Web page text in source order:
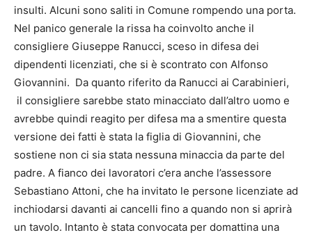
insulti. Alcuni sono saliti in Comune rompendo una porta.
Nel panico generale la rissa ha coinvolto anche il
consigliere Giuseppe Ranucci, sceso in difesa dei
dipendenti licenziati, che si è scontrato con Alfonso
Giovannini. Da quanto riferito da Ranucci ai Carabinieri,
il consigliere sarebbe stato minacciato dall’altro uomo e
avrebbe quindi reagito per difesa ma a smentire questa
versione dei fatti è stata la figlia di Giovannini, che
sostiene non ci sia stata nessuna minaccia da parte del
padre. A fianco dei lavoratori c’era anche l’assessore
Sebastiano Attoni, che ha invitato le persone licenziate ad
inchiodarsi davanti ai cancelli fino a quando non si aprirà
un tavolo. Intanto è stata convocata per domattina una